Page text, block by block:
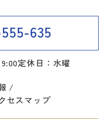
635
定休日：水曜
セスマップ